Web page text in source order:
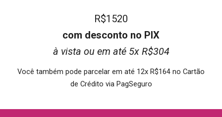
R$1 520
com desconto no PIX
à vista ou em até 5x R$304
Você também pode parcelar em até 12x R$164 no Cartão
de Crédito via PagSeguro